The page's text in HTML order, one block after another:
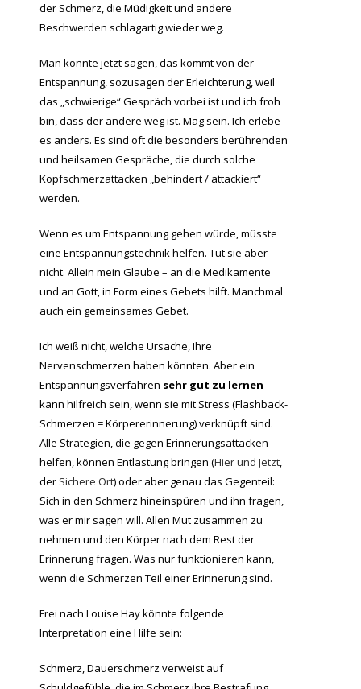
der Schmerz, die Müdigkeit und andere
Beschwerden schlagartig wieder weg.
Man könnte jetzt sagen, das kommt von der
Entspannung, sozusagen der Erleichterung, weil
das „schwierige“ Gespräch vorbei ist und ich froh
bin, dass der andere weg ist. Mag sein. Ich erlebe
es anders. Es sind oft die besonders berührenden
und heilsamen Gespräche, die durch solche
Kopfschmerzattacken „behindert / attackiert“
werden.
Wenn es um Entspannung gehen würde, müsste
eine Entspannungstechnik helfen. Tut sie aber
nicht. Allein mein Glaube – an die Medikamente
und an Gott, in Form eines Gebets hilft. Manchmal
auch ein gemeinsames Gebet.
Ich weiß nicht, welche Ursache, Ihre
Nervenschmerzen haben könnten. Aber ein
Entspannungsverfahren sehr gut zu lernen
kann hilfreich sein, wenn sie mit Stress (Flashback-
Schmerzen = Körpererinnerung) verknüpft sind.
Alle Strategien, die gegen Erinnerungsattacken
helfen, können Entlastung bringen (Hier und Jetzt,
der Sichere Ort) oder aber genau das Gegenteil:
Sich in den Schmerz hineinspüren und ihn fragen,
was er mir sagen will. Allen Mut zusammen zu
nehmen und den Körper nach dem Rest der
Erinnerung fragen. Was nur funktionieren kann,
wenn die Schmerzen Teil einer Erinnerung sind.
Frei nach Louise Hay könnte folgende
Interpretation eine Hilfe sein:
Schmerz, Dauerschmerz verweist auf